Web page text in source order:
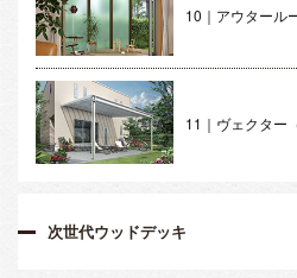
10｜アウタール
11｜ヴェクター
次世代ウッドデッキ